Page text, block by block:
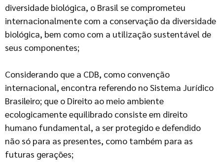
diversidade biológica, o Brasil se comprometeu
internacionalmente com a conservação da diversidade
biológica, bem como com a utilização sustentável de
seus componentes;
Considerando que a CDB, como convenção
internacional, encontra referendo no Sistema Jurídico
Brasileiro; que o Direito ao meio ambiente
ecologicamente equilibrado consiste em direito
humano fundamental, a ser protegido e defendido
não só para as presentes, como também para as
futuras gerações;